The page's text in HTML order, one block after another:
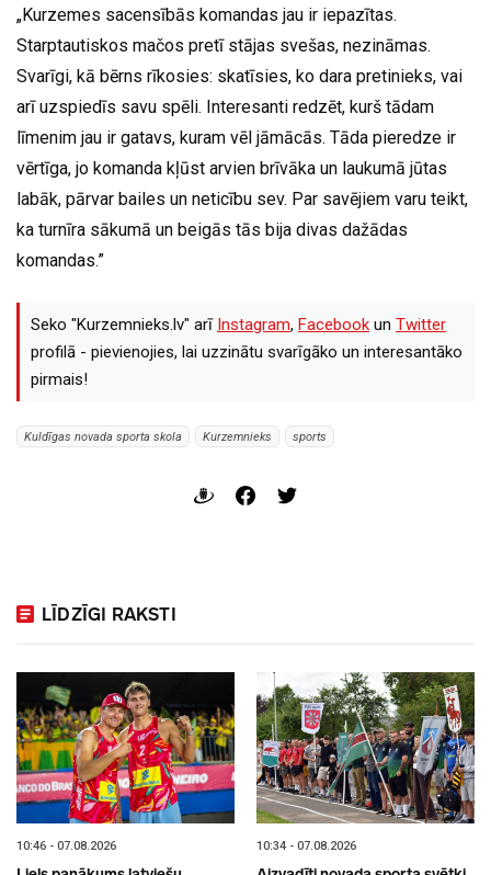
„Kurzemes sacensībās komandas jau ir iepazītas.
Starptautiskos mačos pretī stājas svešas, nezināmas.
Svarīgi, kā bērns rīkosies: skatīsies, ko dara pretinieks, vai
arī uzspiedīs savu spēli. Interesanti redzēt, kurš tādam
līmenim jau ir gatavs, kuram vēl jāmācās. Tāda pieredze ir
vērtīga, jo komanda kļūst arvien brīvāka un laukumā jūtas
labāk, pārvar bailes un neticību sev. Par savējiem varu teikt,
ka turnīra sākumā un beigās tās bija divas dažādas
komandas.”
Seko "Kurzemnieks.lv" arī Instagram, Facebook un Twitter
profilā - pievienojies, lai uzzinātu svarīgāko un interesantāko
pirmais!
Kuldīgas novada sporta skola Kurzemnieks sports
LĪDZĪGI RAKSTI
10:46 - 07.08.2026 10:34 - 07.08.2026